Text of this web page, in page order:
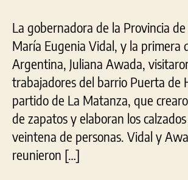
La gobernadora de la Provincia
María Eugenia Vidal, y la primera
Argentina, Juliana Awada,
trabajadores del barrio Puerta de
partido de La Matanza, que
de zapatos y elaboran los
veintena de personas. Vidal y
reunieron […]